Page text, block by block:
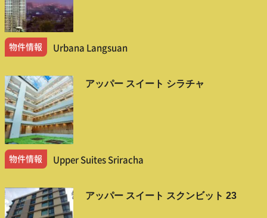
物件情報 Urbana Langsuan
アッパー スイート シラチャ
物件情報 Upper Suites Sriracha
アッパー スイート スクンビット 23